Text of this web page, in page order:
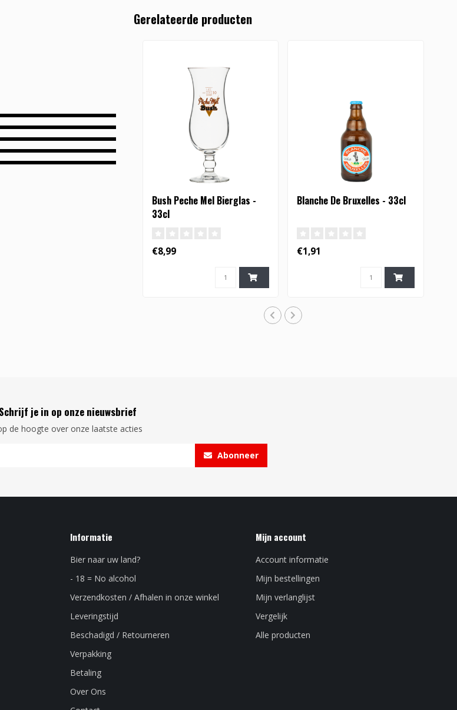
Gerelateerde producten
Bush Peche Mel Bierglas -
33cl
€8,99
Blanche De Bruxelles - 33cl
€1,91
je in op onze nieuwsbrief
de hoogte over onze laatste acties
Abonneer
Informatie
Bier naar uw land?
- 18 = No alcohol
Verzendkosten / Afhalen in onze winkel
Leveringstijd
Beschadigd / Retourneren
Verpakking
Betaling
Over Ons
Mijn account
Account informatie
Mijn bestellingen
Mijn verlanglijst
Vergelijk
Alle producten